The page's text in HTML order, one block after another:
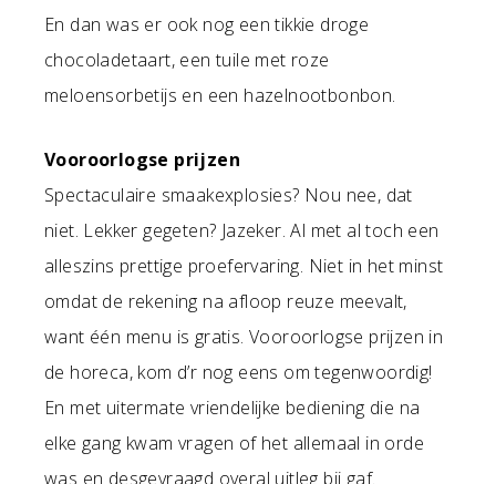
En dan was er ook nog een tikkie droge
chocoladetaart, een tuile met roze
meloensorbetijs en een hazelnootbonbon.
Vooroorlogse prijzen
Spectaculaire smaakexplosies? Nou nee, dat
niet. Lekker gegeten? Jazeker. Al met al toch een
alleszins prettige proefervaring. Niet in het minst
omdat de rekening na afloop reuze meevalt,
want één menu is gratis. Vooroorlogse prijzen in
de horeca, kom d’r nog eens om tegenwoordig!
En met uitermate vriendelijke bediening die na
elke gang kwam vragen of het allemaal in orde
was en desgevraagd overal uitleg bij gaf.